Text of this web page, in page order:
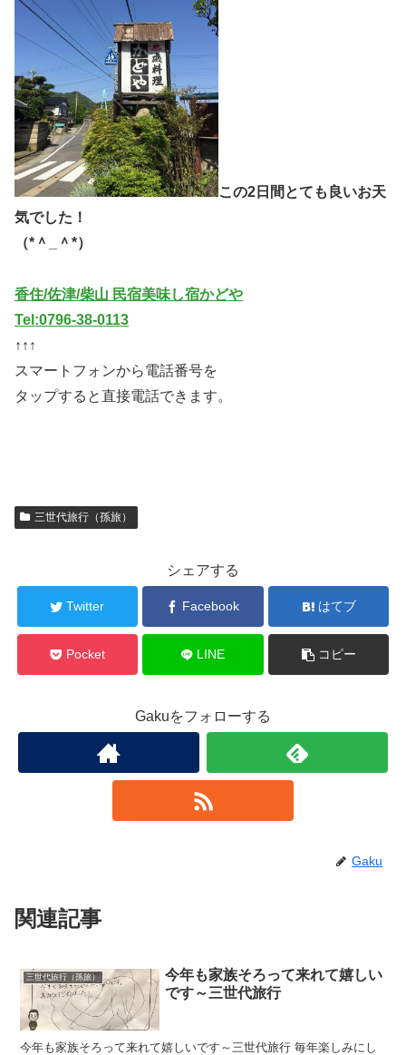
この2日間とても良いお天
気でした！
（*＾_＾*）
香住/佐津/柴山 民宿美味し宿かどや
Tel:0796-38-0113
↑↑↑
スマートフォンから電話番号を
タップすると直接電話できます。
三世代旅行（孫旅）
シェアする
Twitter Facebook はてブ
Pocket LINE コピー
Gakuをフォローする
Gaku
関連記事
三世代旅行（孫旅）
今年も家族そろって来れて嬉しい
です～三世代旅行
今年も家族そろって来れて嬉しいです～三世代旅行 毎年楽しみにし